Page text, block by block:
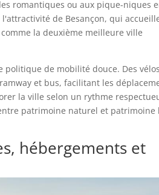
romantiques ou aux pique-niques
de Besançon, qui
la deuxième meilleure ville
de mobilité douce. Des
et bus, facilitant les
la ville selon un rythme
patrimoine naturel et patrimoine
hébergements et